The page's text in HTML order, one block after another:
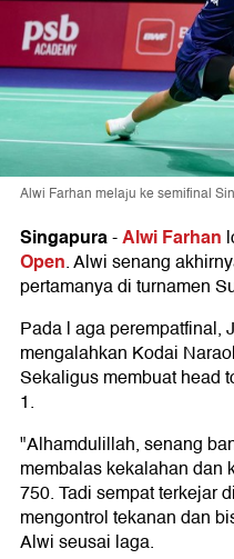
Alwi Farhan melaju ke semifinal
Singapura-Alwi Farhan
Open. Alwi senang
pertamanya di turnamen
Pada l aga perempatfinal,
mengalahkan Kodai
Sekaligus membuat head
1.
"Alhamdulillah, senang
membalas kekalahan dan
750. Tadi sempat terkejar
mengontrol tekanan dan
Alwi seusai laga.